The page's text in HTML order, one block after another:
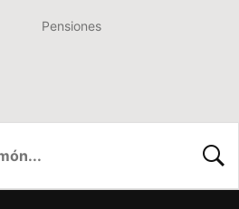
Pensiones